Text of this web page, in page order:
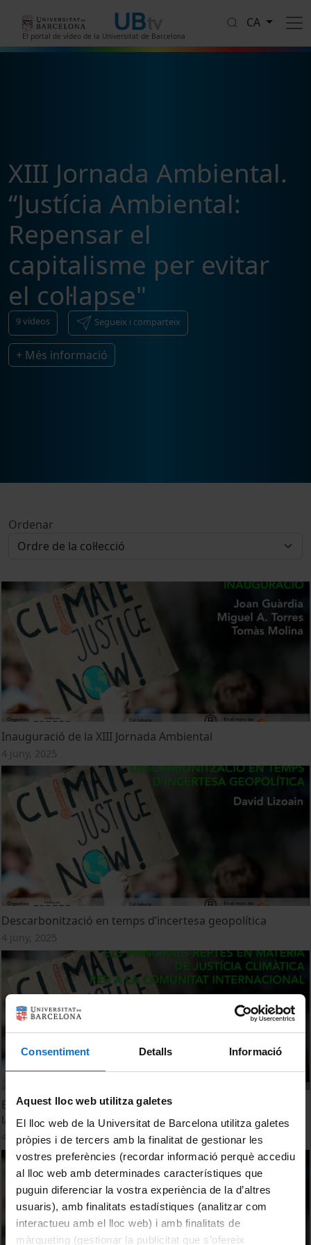
Consentiment Detalls Informació
Aquest lloc web utilitza galetes
El lloc web de la Universitat de Barcelona utilitza galetes
pròpies i de tercers amb la finalitat de gestionar les
vostres preferències (recordar informació perquè accediu
al lloc web amb determinades característiques que
puguin diferenciar la vostra experiència de la d’altres
usuaris), amb finalitats estadístiques (analitzar com
interactueu amb el lloc web) i amb finalitats de
màrqueting (gestionar la publicitat que s’ofereix
El portal de vídeo de la Universitat de Barcelona
CA
XIII Jornada Ambiental.
“Justícia Ambiental:
Repensar el
capitalisme per evitar
el col·lapse"
9vídeos Segueix i comparteix
+ Més informació
Ordenar
Inauguració de la XIII Jornada Ambiental
4 juny, 2025
Descarbonització en temps d’incertesa geopolítica
4 juny, 2025
Els principals reptes en matèria de justícia climàtica per a
la comunitat internacional
4 juny, 2025